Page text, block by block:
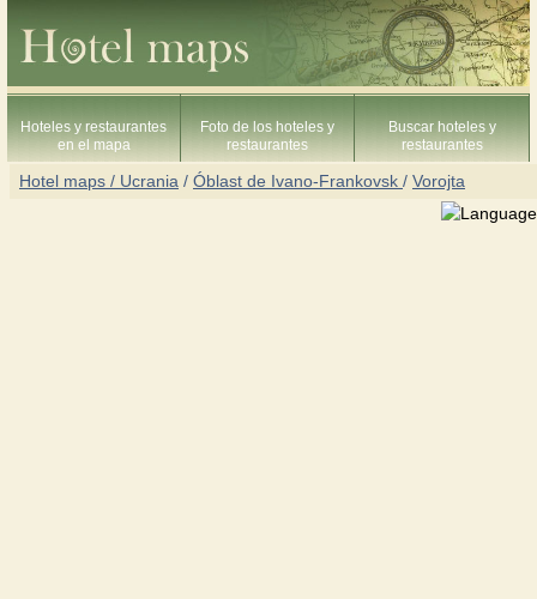
Hoteles y restaurantes
en el mapa
Foto de los hoteles y
restaurantes
Buscar hoteles y
restaurantes
Hotel maps / Ucrania / Óblast de Ivano-Frankovsk / Vorojta